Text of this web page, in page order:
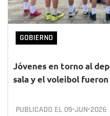
GOBIERNO
Jóvenes en torno al
sala y el voleibol
PUBLICADO EL 09•JUN•2026